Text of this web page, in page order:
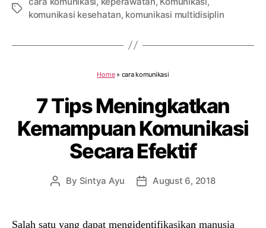
Tags
komunikasi kesehatan, komunikasi multidisiplin
Home» cara komunikasi
7 Tips Meningkatkan
Kemampuan Komunikasi
Secara Efektif
Post
By Sintya Ayu
PostAugust 6, 2018
Salah satu yang dapat mengidentifikasikan manusia